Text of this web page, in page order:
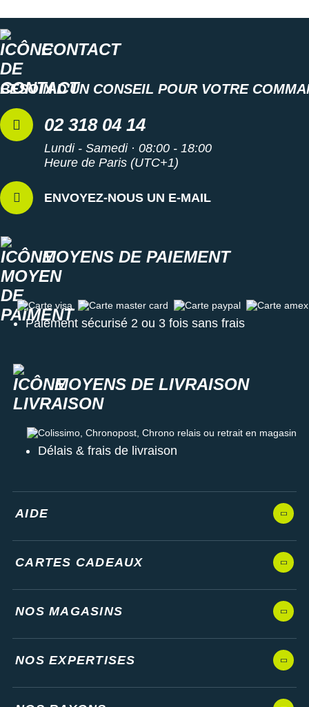
CONTACT
BESOIN D'UN CONSEIL POUR VOTRE
02 318 04 14
Lundi - Samedi · 08:00 - 18:00
Heure de Paris (UTC+1)
ENVOYEZ-NOUS UN E-MAIL
MOYENS DE PAIEMENT
Carte visa Carte master card Carte paypal Carte amex
Paiement sécurisé 2 ou 3 fois sans frais
MOYENS DE LIVRAISON
Colissimo, Chronopost, Chrono relais ou retrait en magasin
Délais & frais de livraison
AIDE
CARTES CADEAUX
NOS MAGASINS
NOS EXPERTISES